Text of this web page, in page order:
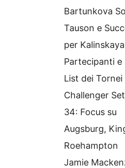
Bartunkova
Tauson e
per Kalinskaya
Partecipanti e
List dei Tornei
Challenger
34: Focus su
Augsburg,
Roehampton
Jamie